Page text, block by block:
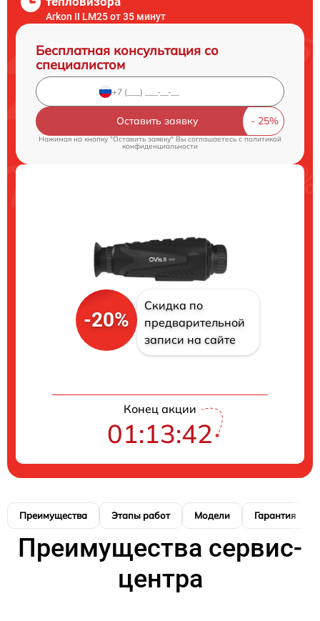
Arkon II LM25 от 35 минут
Бесплатная консультация со
специалистом
Оставить заявку
Нажимая на кнопку "Оставить заявку" Вы соглашаетесь c политикой
конфиденциальности
-20%
Скидка по
предварительной
записи на сайте
Конец акции
01:13:41
Преимущества Этапы работ Модели Гарантия
Преимущества сервис-
центра